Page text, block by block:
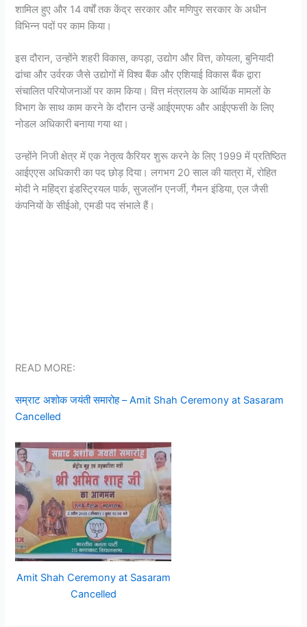
शामिल हुए और 14 वर्षों तक केंद्र सरकार और मणिपुर सरकार के अधीन
विभिन्न पदों पर काम किया।
इस दौरान, उन्होंने शहरी विकास, कपड़ा, उद्योग और वित्त, कोयला, बुनियादी
ढांचा और उर्वरक जैसे उद्योगों में विश्व बैंक और एशियाई विकास बैंक द्वारा
संचालित परियोजनाओं पर काम किया। वित्त मंत्रालय के आर्थिक मामलों के
विभाग के साथ काम करने के दौरान उन्हें आईएमएफ और आईएफसी के लिए
नोडल अधिकारी बनाया गया था।
उन्होंने निजी क्षेत्र में एक नेतृत्व कैरियर शुरू करने के लिए 1999 में प्रतिष्ठित
आईएएस अधिकारी का पद छोड़ दिया। लगभग 20 साल की यात्रा में, रोहित
मोदी ने महिंद्रा इंडस्ट्रियल पार्क, सुजलॉन एनर्जी, गैमन इंडिया, एल जैसी
कंपनियों के सीईओ, एमडी पद संभाले हैं।
READ MORE:
सम्राट अशोक जयंती समारोह – Amit Shah Ceremony at Sasaram
Cancelled
Amit Shah Ceremony at Sasaram
Cancelled